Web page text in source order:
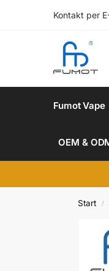
Kontakt per
Fumot Vape
OEM &
Start /